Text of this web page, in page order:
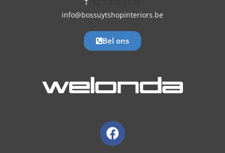
T
info@bossuytshopinteriors.be
Bel ons